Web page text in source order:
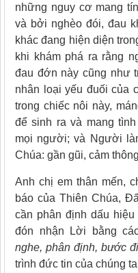
những nguy cơ mang
và bởi nghèo đói, đau
khác đang hiện diện
khi khám phá ra rằng
đau đớn này cũng như
nhân loại yếu đuối của
trong chiếc nôi này,
để sinh ra và mang
mọi người; và Người
Chúa: gần gũi, cảm
Anh chị em thân mến,
báo của Thiên Chúa,
cần phân định dấu
đón nhận Lời bằng
nghe, phân định, bước đi
trình đức tin của chúng